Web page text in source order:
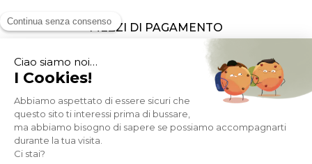
MEZZI DI PAGAMENTO
SOCIAL NETWORK